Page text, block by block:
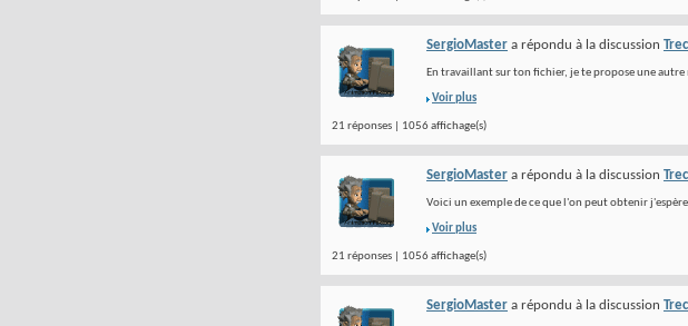
SergioMaster a répondu à la discussion
En travaillant sur ton fichier, je te propose une
Voir plus
21 réponses | 1056 affichage(s)
SergioMaster a répondu à la discussion
Voici un exemple de ce que l'on peut obtenir
Voir plus
21 réponses | 1056 affichage(s)
SergioMaster a répondu à la discussion